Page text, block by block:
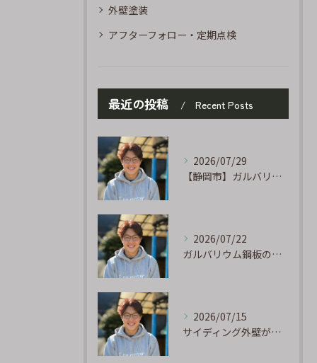
外壁塗装
アフターフォロー・定期点検
最近の投稿 Recent Posts
2026/07/29
【静岡市】ガルバリウム外壁のサビ補修｜タッチアップ塗装の手順を職人が解説
2026/07/22
ガルバリウム鋼板の「傷」と「チョーキング」、実は深くつながっています
2026/07/15
サイディング外壁が劣化するのはなぜ?よくある原因と塗り替えのサイン